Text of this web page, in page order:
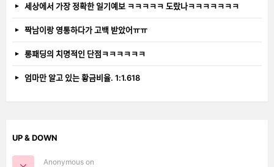
세상에서 가장 정확한 일기예보 ㅋㅋㅋㅋㅋ 도랐나ㅋㅋㅋㅋㅋㅋㅋ
짝남이랑 영통하다가 고백 받았어ㅠㅠ
롱패딩의 치명적인 단점ㅋㅋㅋㅋㅋㅋ
엄마만 알고 있는 황금비율. 1:1.618
UP & DOWN
Anonymous on